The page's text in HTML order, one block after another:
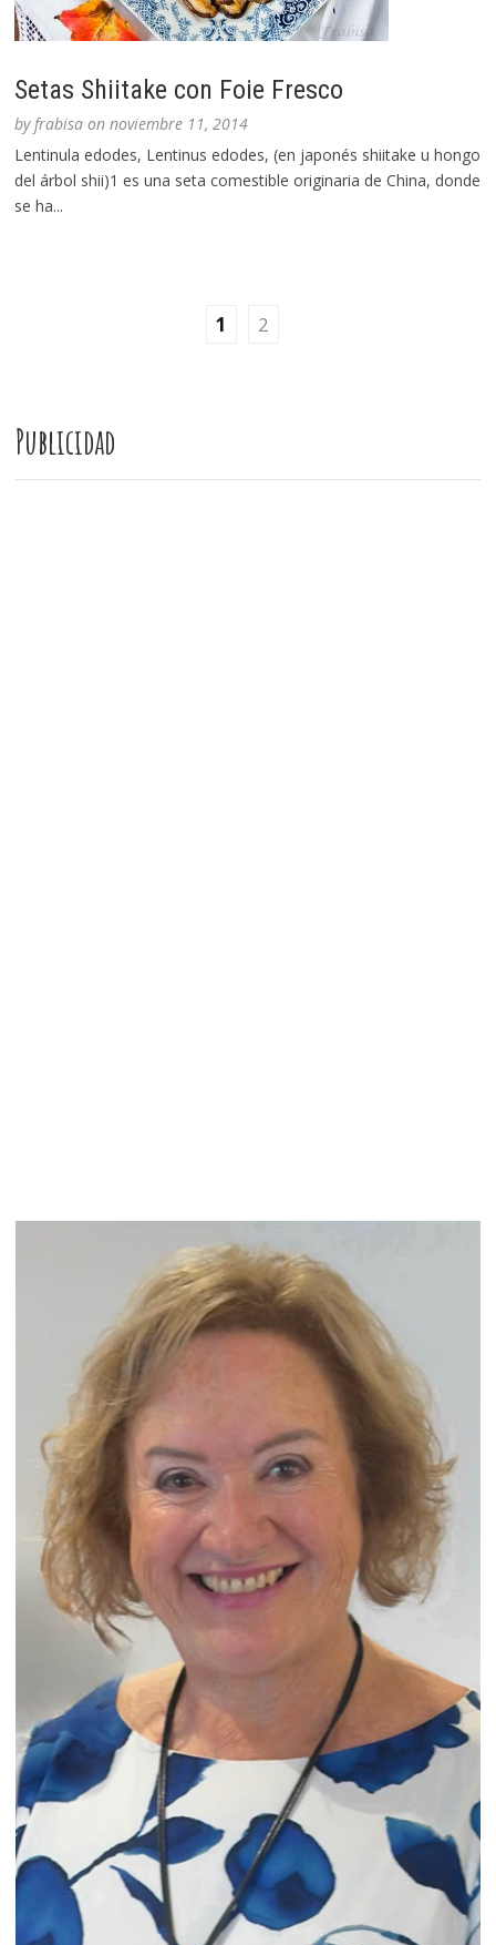
Setas Shiitake con Foie Fresco
byfrabisa onnoviembre 11, 2014
Lentinula edodes, Lentinus edodes, (en japonés shiitake u hongo
del árbol shii)1 es una seta comestible originaria de China, donde
se ha...
1 2
Publicidad